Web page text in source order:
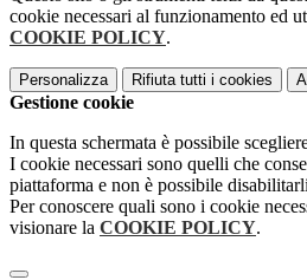
cookie necessari al funzionamento ed
COOKIE POLICY.
Personalizza Rifiuta tutti i cookies
Gestione cookie
In questa schermata è possibile
I cookie necessari sono quelli che
piattaforma e non è possibile
Per conoscere quali sono i cookie
visionare la COOKIE POLICY.